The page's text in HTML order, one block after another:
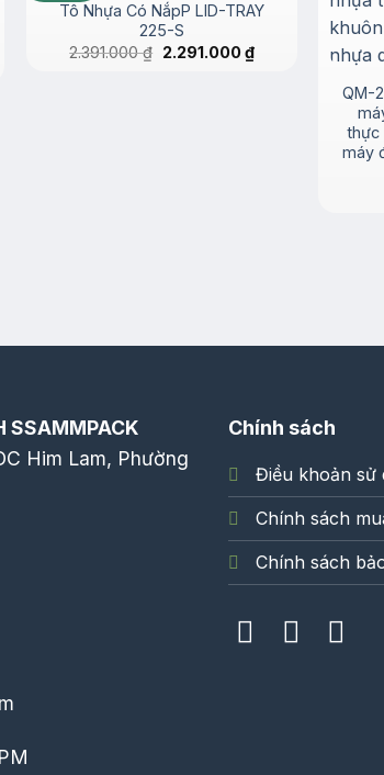
Tô Nhựa Có NắpP LID-TRAY
225-S
2.391.000₫ Giá
2.291.000₫Giá
hiện
QM-
thực
máy
SSAMMPACK
Him Lam, Phường
Chính sách
Điều khoản sử
Chính sách
Chính sách